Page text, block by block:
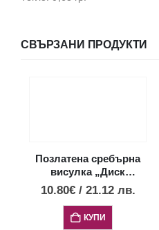
СВЪРЗАНИ ПРОДУКТИ
Позлатена сребърна
висулка „Диск
Фестос“ с 4 опала,
10.80€ / 21.12 лв.
КУПИ